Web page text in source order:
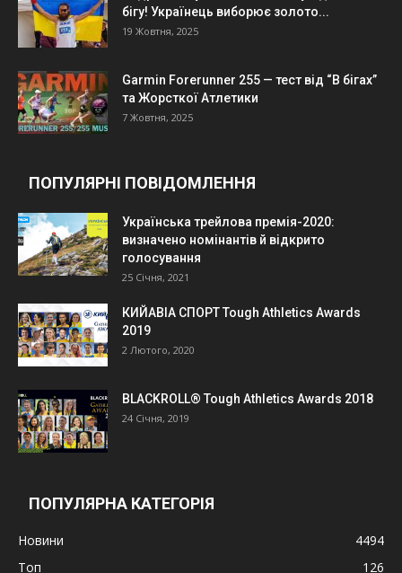
бігу! Українець виборює золото...
19 Жовтня, 2025
Garmin Forerunner 255 — тест від “В бігах”
та Жорсткої Атлетики
7 Жовтня, 2025
ПОПУЛЯРНІ ПОВІДОМЛЕННЯ
Українська трейлова премія-2020:
визначено номінантів й відкрито
голосування
25 Січня, 2021
КИЙАВІА СПОРТ Tough Athletics Awards
2019
2 Лютого, 2020
BLACKROLL® Tough Athletics Awards 2018
24 Січня, 2019
ПОПУЛЯРНА КАТЕГОРІЯ
Новини
4494
Топ
126